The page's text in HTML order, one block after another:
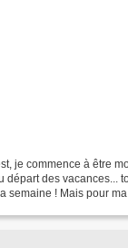
je commence à être
départ des vacances...
semaine ! Mais pour ma